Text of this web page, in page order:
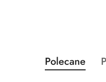
Pomiń karuzelę
Produkty
o
Polecane